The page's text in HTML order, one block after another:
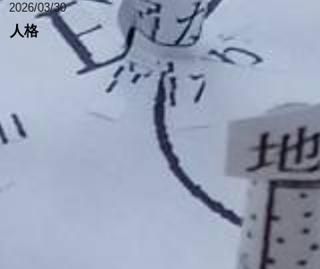
2026/03/30
人格